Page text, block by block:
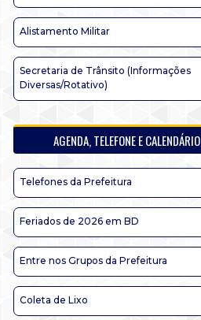
Alistamento Militar
Secretaria de Trânsito (Informações
Diversas/Rotativo)
AGENDA, TELEFONE E CALENDÁRIO
Telefones da Prefeitura
Feriados de 2026 em BD
Entre nos Grupos da Prefeitura
Coleta de Lixo